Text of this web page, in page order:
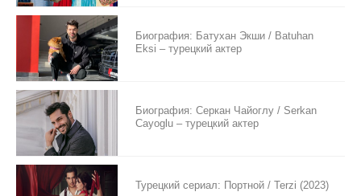
Биография: Батухан Экши / Batuhan
Eksi – турецкий актер
Биография: Серкан Чайоглу / Serkan
Cayoglu – турецкий актер
Турецкий сериал: Портной / Terzi (2023)